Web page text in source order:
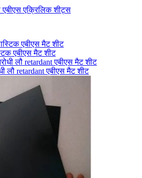
एबीएस एक्रिलिक शीट्स
एबीएस मैट शीट
लौ retardant एबीएस मैट शीट